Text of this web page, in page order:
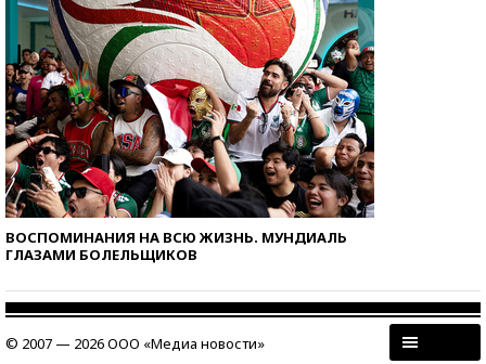
ВОСПОМИНАНИЯ НА ВСЮ ЖИЗНЬ. МУНДИАЛЬ
ГЛАЗАМИ БОЛЕЛЬЩИКОВ
© 2007 — 2026 ООО «Медиа новости»